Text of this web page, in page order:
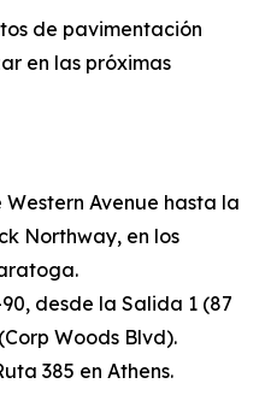
de pavimentación
en las próximas
Avenue hasta la
Northway, en los
desde la Salida 1 (87
Woods Blvd).
385 en Athens.